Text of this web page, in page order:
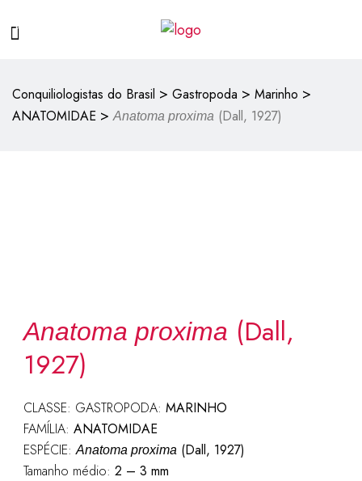
Conquiliologistas do Brasil > Gastropoda > Marinho >
ANATOMIDAE >Anatoma proxima (Dall, 1927)
Anatoma proxima (Dall,
1927)
CLASSE: GASTROPODA: MARINHO
FAMÍLIA: ANATOMIDAE
ESPÉCIE:Anatoma proxima(Dall, 1927)
Tamanho médio: 2 – 3 mm